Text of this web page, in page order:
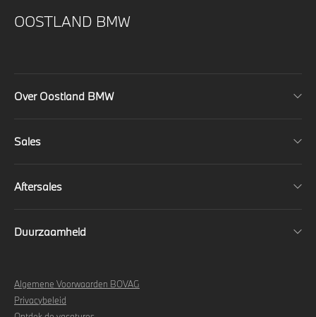
OOSTLAND BMW
Over Oostland BMW
Sales
Aftersales
Duurzaamheid
Algemene Voorwaarden BOVAG
Privacybeleid